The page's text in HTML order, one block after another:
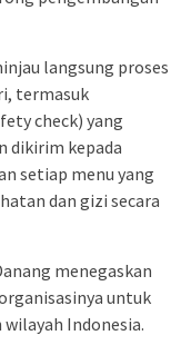
langsung proses
termasuk
check) yang
dikirim kepada
setiap menu yang
dan gizi secara
menegaskan
untuk
Indonesia.